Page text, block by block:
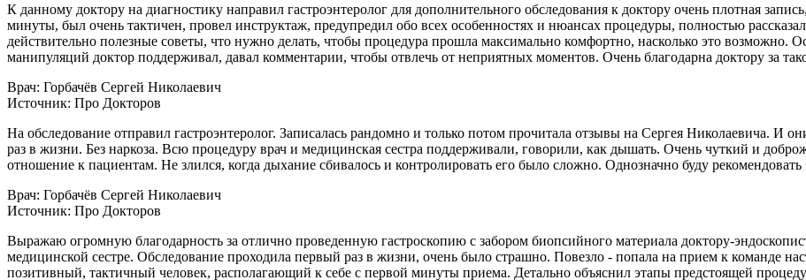
К данному доктору на диагностику направил гастроэнтеролог для дополнительного обследования к доктору очень плотная
минуты, был очень тактичен, провел инструктаж, предупредил обо всех особенностях и нюансах процедуры, полностью
действительно полезные советы, что нужно делать, чтобы процедура прошла максимально комфортно, насколько это возможно.
манипуляций доктор поддерживал, давал комментарии, чтобы отвлечь от неприятных моментов. Очень благодарна доктору за
Врач: Горбачёв Сергей Николаевич
Источник: Про Докторов
На обследование отправил гастроэнтеролог. Записалась рандомно и только потом прочитала отзывы на Сергея Николаевича. И
раз в жизни. Без наркоза. Всю процедуру врач и медицинская сестра поддерживали, говорили, как дышать. Очень чуткий и
отношение к пациентам. Не злился, когда дыхание сбивалось и контролировать его было сложно. Однозначно буду рекомендовать
Врач: Горбачёв Сергей Николаевич
Источник: Про Докторов
Выражаю огромную благодарность за отлично проведенную гастроскопию​ с забором биопсийного материала доктору-
медицинской сестре. Обследование проходила первый раз в жизни, очень было страшно. Повезло - попала на прием к команде
позитивный, тактичный человек, располагающий к себе с первой минуты приема. Детально объяснил этапы предстоящей